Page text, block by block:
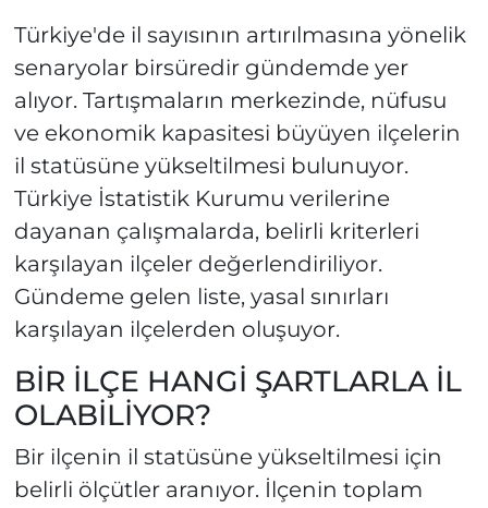
Türkiye'de il sayısının artırılmasına yönelik
senaryolar birsüredir gündemde yer
alıyor. Tartışmaların merkezinde, nüfusu
ve ekonomik kapasitesi büyüyen ilçelerin
il statüsüne yükseltilmesi bulunuyor.
Türkiye İstatistik Kurumu verilerine
dayanan çalışmalarda, belirli kriterleri
karşılayan ilçeler değerlendiriliyor.
Gündeme gelen liste, yasal sınırları
karşılayan ilçelerden oluşuyor.
BİR İLÇE HANGİ ŞARTLARLA İL
OLABİLİYOR?
Bir ilçenin il statüsüne yükseltilmesi için
belirli ölçütler aranıyor. İlçenin toplam